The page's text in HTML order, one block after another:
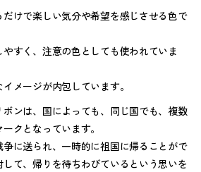
けで楽しい気分や希望を感じさせる色で
すく、注意の色としても使われていま
メージが内包しています。
ンは、国によっても、同じ国でも、複数
クとなっています。
に送られ、一時的に祖国に帰ることがで
て、帰りを待ちわびているという思いを